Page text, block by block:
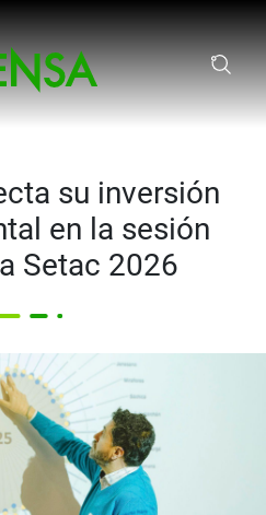
su inversión
en la sesión
Setac 2026